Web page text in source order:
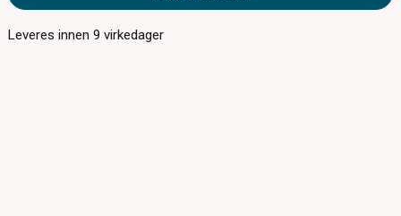
Leveres innen9 virkedager